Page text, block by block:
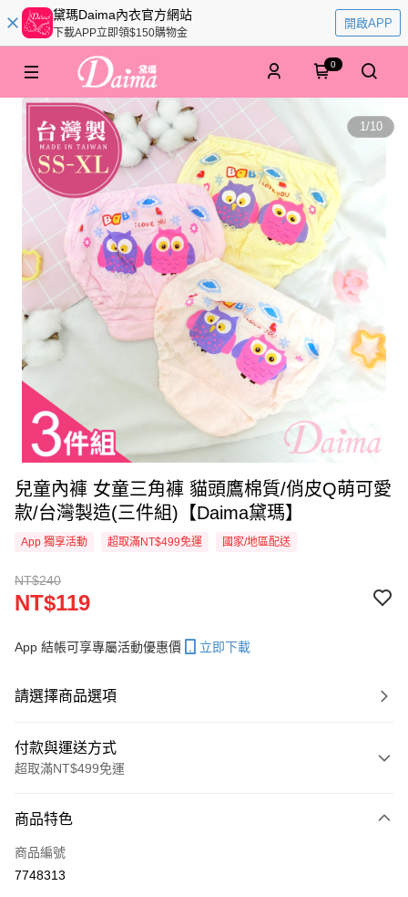
黛瑪Daima內衣官方網站
下載APP立即領$150購物金
開啟APP
0
1/10
兒童內褲 女童三角褲 貓頭鷹棉質/俏皮Q萌可愛
款/台灣製造(三件組)【Daima黛瑪】
App 獨享活動 超取滿NT$499免運 國家/地區配送
NT$240
NT$119
App 結帳可享專屬活動優惠價 立即下載
請選擇商品選項
付款與運送方式
超取滿NT$499免運
信用卡一次付款
超商取貨付款
商品特色
商品編號
7748313